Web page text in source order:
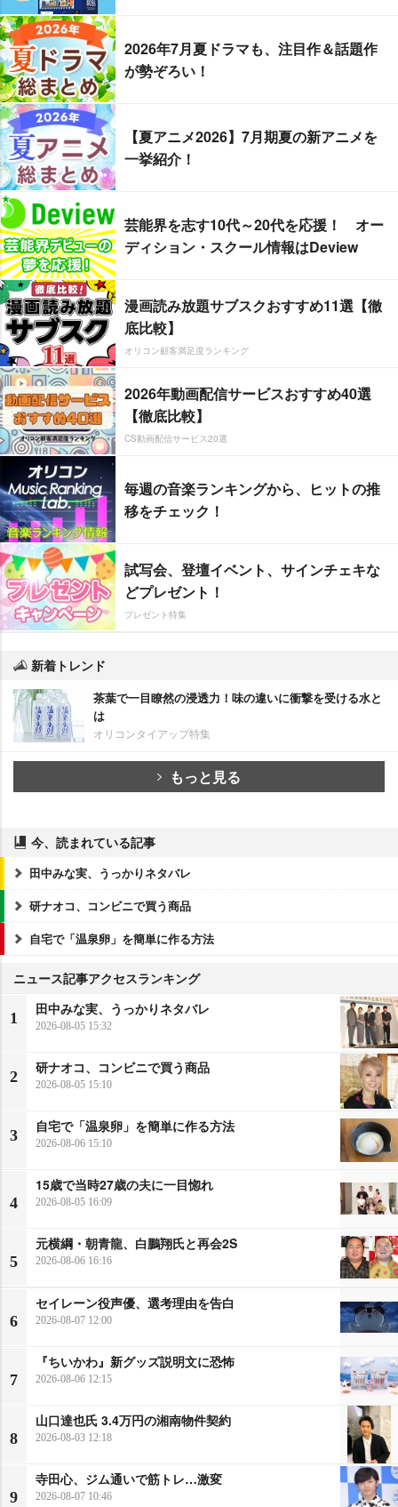
2026年7月夏ドラマも、注目作＆話題作
が勢ぞろい！
【夏アニメ2026】7月期夏の新アニメを
一挙紹介！
芸能界を志す10代～20代を応援！ オー
ディション・スクール情報はDeview
漫画読み放題サブスクおすすめ11選【徹
底比較】
オリコン顧客満足度ランキング
2026年動画配信サービスおすすめ40選
【徹底比較】
CS動画配信サービス20選
毎週の音楽ランキングから、ヒットの推
移をチェック！
試写会、登壇イベント、サインチェキな
どプレゼント！
プレゼント特集
新着トレンド
茶葉で一目瞭然の浸透力！味の違いに衝撃を受ける水と
は
オリコンタイアップ特集
もっと見る
今、読まれている記事
田中みな実、うっかりネタバレ
研ナオコ、コンビニで買う商品
自宅で「温泉卵」を簡単に作る方法
ニュース記事アクセスランキング
1
田中みな実、うっかりネタバレ
2026-08-05 15:32
2
研ナオコ、コンビニで買う商品
2026-08-05 15:10
3
自宅で「温泉卵」を簡単に作る方法
2026-08-06 15:10
4
15歳で当時27歳の夫に一目惚れ
2026-08-05 16:09
5
元横綱・朝青龍、白鵬翔氏と再会2S
2026-08-06 16:16
6
セイレーン役声優、選考理由を告白
2026-08-07 12:00
7
『ちいかわ』新グッズ説明文に恐怖
2026-08-06 12:15
8
山口達也氏 3.4万円の湘南物件契約
2026-08-03 12:18
9
寺田心、ジム通いで筋トレ…激変
2026-08-07 10:46